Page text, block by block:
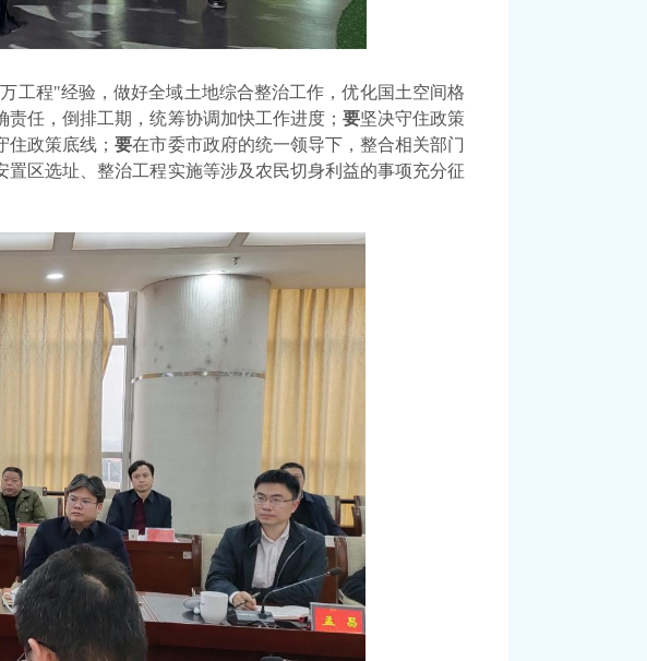
工程"经验，做好全域土地综合整治工作，优化国土空间格
任，倒排工期，统筹协调加快工作进度； 要坚决守住政策
住政策底线；要在市委市政府的统一领导下， 整合相关部门
置区选址、整治工程实施等涉及农民切身利益的事项充分征